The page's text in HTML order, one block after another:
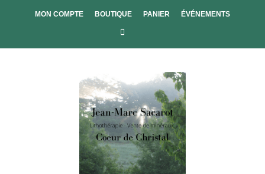
MON COMPTE BOUTIQUE PANIER ÉVÉNEMENTS